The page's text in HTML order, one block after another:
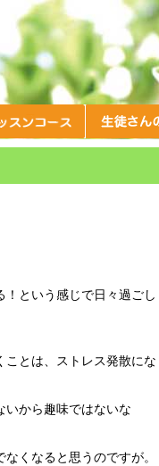
という感じで日々過ごし
ことは、ストレス発散にな
いから趣味ではないな
くなると思うのですが。